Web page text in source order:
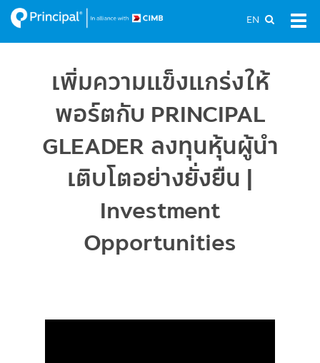
Skip
to
main
EN
เพิ่มความแข็งแกร่งให้
พอร์ตกับ PRINCIPAL
GLEADER ลงทุนหุ้นผู้นำ
เติบโตอย่างยั่งยืน |
Investment
Opportunities